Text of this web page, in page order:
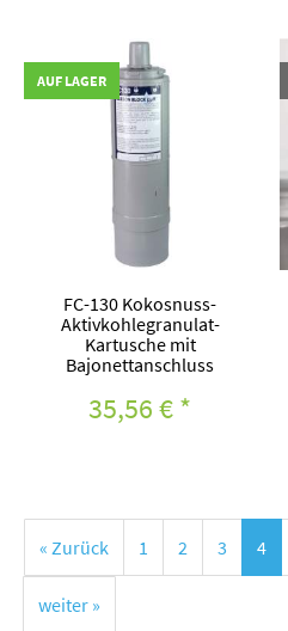
AUF LAGER
FC-130 Kokosnuss-
Aktivkohlegranulat-
Kartusche mit
Bajonettanschluss
35,56 €*
« Zurück 1 2 3 4
weiter »